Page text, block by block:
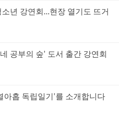
년 강연회...현장 열기도 뜨거
공부의 숲' 도서 출간 강연회
아홉 독립일기'를 소개합니다